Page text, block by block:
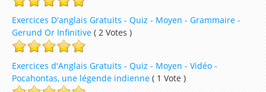
Exercices D'anglais Gratuits - Quiz - Moyen - Grammaire -
Gerund Or Infinitive ( 2 Votes )
Exercices d'Anglais Gratuits - Quiz - Moyen - Vidéo -
Pocahontas, une légende indienne ( 1 Vote )